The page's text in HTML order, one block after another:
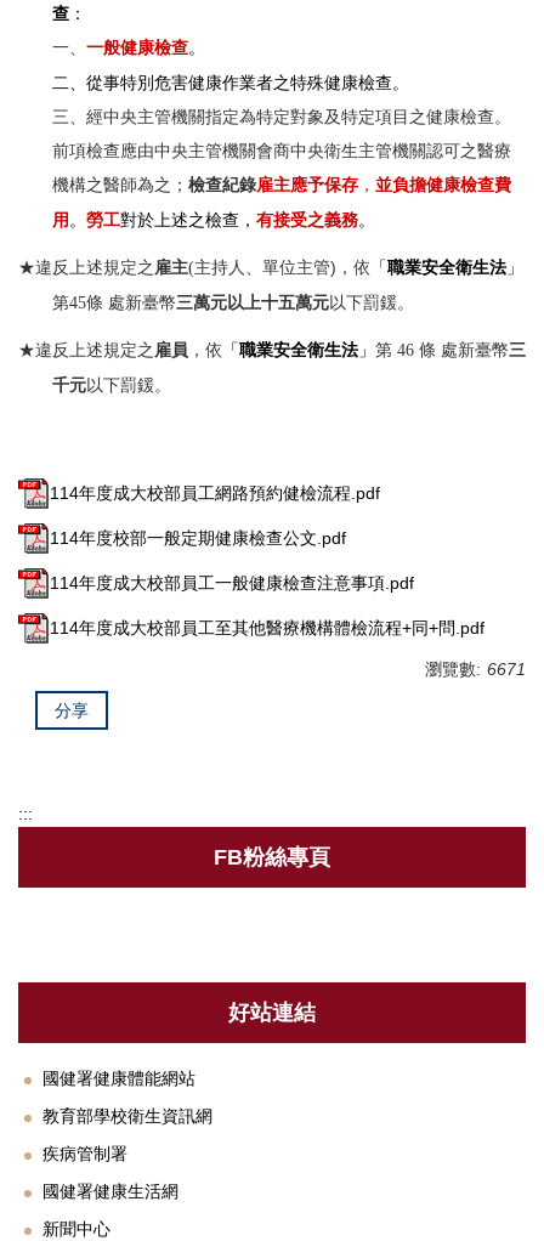
新生體檢
健康促進
健康餐飲
菸害防制專區
傳染病專區
新冠肺炎防疫措施
職業安全衛生護理
法規與SOP
單位設備及校園友善設施介紹
下載專區
常見Q&A
鄰近醫療資源
查 ：
一、一般健康檢查。
二、從事特別危害健康作業者之特殊健康檢查。
三、經中央主管機關指定為特定對象及特定項目之健康檢查。
前項檢查應由中央主管機關會商中央衛生主管機關認可之醫療
機構之醫師為之；檢查紀錄雇主應予保存 ，並負擔健康檢查費
用 。勞工對於上述之檢查，有接受之義務。
★違反上述規定之 雇主(主持人、單位主管)，依 「 職業安全衛生法 」
第45條 處新臺幣三萬元以上十五萬元以下罰鍰。
★違反上述規定之 雇員 ，依 「 職業安全衛生法 」 第 46 條 處新臺幣三
千元以下罰鍰。
114年度成大校部員工網路預約健檢流程.pdf
114年度校部一般定期健康檢查公文.pdf
114年度成大校部員工一般健康檢查注意事項.pdf
114年度成大校部員工至其他醫療機構體檢流程+同+問.pdf
瀏覽數: 6671
分享
:::
FB粉絲專頁
好站連結
國健署健康體能網站
教育部學校衛生資訊網
疾病管制署
國健署健康生活網
新聞中心